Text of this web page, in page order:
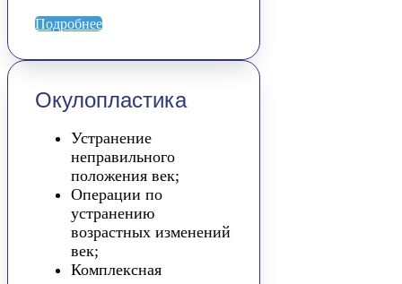
Подробнее
Окулопластика
Устранение
неправильного
положения век;
Операции по
устранению
возрастных изменений
век;
Комплексная